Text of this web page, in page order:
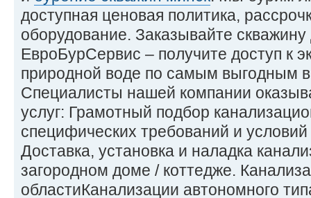
доступная ценовая политика,
оборудование. Заказывайте
ЕвроБурСервис – получите доступ к
природной воде по самым выгодным
Специалисты нашей компании
услуг: Грамотный подбор
специфических требований и
Доставка, установка и наладка
загородном доме / коттедже.
областиКанализации автономного